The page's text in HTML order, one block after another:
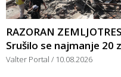
RAZORAN
Srušilo se najmanje 20
Valter Portal 10.08.2026